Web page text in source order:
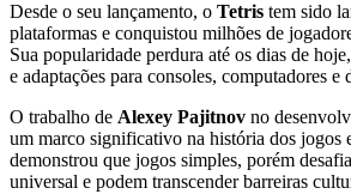
Desde o seu lançamento, o Tetris tem sido
plataformas e conquistou milhões de
Sua popularidade perdura até os dias de
e adaptações para consoles, computadores e
O trabalho de Alexey Pajitnov no
um marco significativo na história dos jogos
demonstrou que jogos simples, porém
universal e podem transcender barreiras